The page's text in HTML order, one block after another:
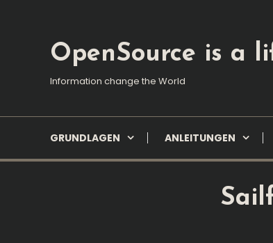
OpenSource is a
Information change the World
GRUNDLAGEN ANLEITUNGEN